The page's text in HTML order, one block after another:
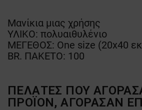
Μανίκια μιας χρήσης
ΥΛΙΚΟ: πολυαιθυλένιο
ΜΕΓΕΘΟΣ: One size (20x40
BR. ΠΑΚΕΤΟ: 100
ΠΕΛΆΤΕΣ ΠΟΥ
ΠΡΟΪΌΝ, ΑΓΌΡΑΣΑΝ